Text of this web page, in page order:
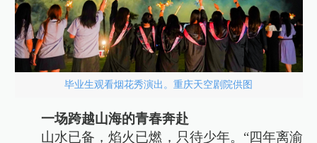
毕业生观看烟花秀演出。重庆天空剧院供图
一场跨越山海的青春奔赴
山水已备，焰火已燃，只待少年。“四年离渝